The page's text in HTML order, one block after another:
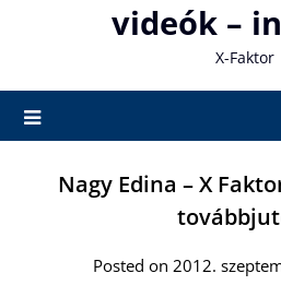
videók –
X-Faktor
Nagy Edina – X
Posted on 2012.